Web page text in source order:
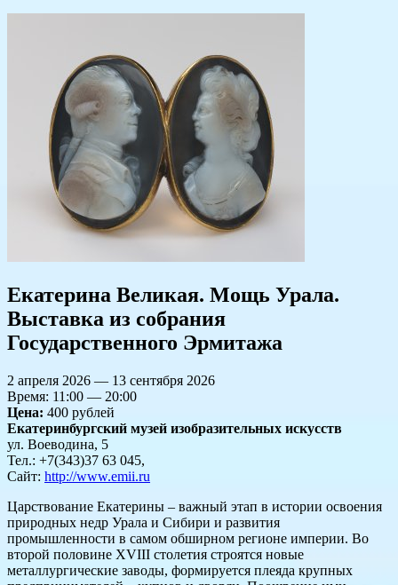
​Екатерина Великая. Мощь Урала.
Выставка из собрания
Государственного Эрмитажа
2 апреля 2026 — 13 сентября 2026
Время: 11:00 — 20:00
Цена: 400 рублей
Екатеринбургский музей изобразительных искусств
ул. Воеводина, 5
Тел.: +7(343)37 63 045,
Сайт: http://www.emii.ru
Царствование Екатерины – важный этап в истории освоения
природных недр Урала и Сибири и развития
промышленности в самом обширном регионе империи. Во
второй половине XVIII столетия строятся новые
металлургические заводы, формируется плеяда крупных